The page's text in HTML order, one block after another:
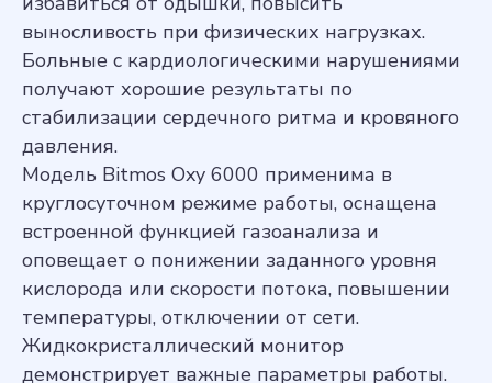
выносливость при физических нагрузках.
Больные с кардиологическими нарушениями
получают хорошие результаты по
стабилизации сердечного ритма и кровяного
давления.
Модель Bitmos Oxy 6000 применима в
круглосуточном режиме работы, оснащена
встроенной функцией газоанализа и
оповещает о понижении заданного уровня
кислорода или скорости потока, повышении
температуры, отключении от сети.
Жидкокристаллический монитор
демонстрирует важные параметры работы.